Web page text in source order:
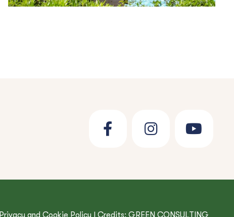
Privacy and Cookie Policy | Credits: GREEN CONSULTING